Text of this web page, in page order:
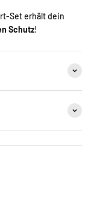
Set erhält dein
Schutz!